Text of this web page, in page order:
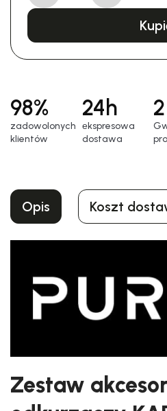
98%
zadowolonych
klientów
24h
еkspresowa
dostawa
Opis Koszt
Zestaw